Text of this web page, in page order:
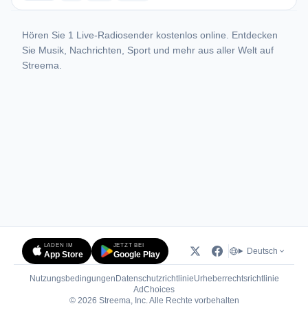
Hören Sie 1 Live-Radiosender kostenlos online. Entdecken
Sie Musik, Nachrichten, Sport und mehr aus aller Welt auf
Streema.
LADEN IM
App Store
JETZT BEI
Google Play Deutsch
Nutzungsbedingungen DatenschutzrichtlinieUrheberrechtsrichtlinie
AdChoices(öffnet in neuem Tab)
© 2026 Streema, Inc. Alle Rechte vorbehalten